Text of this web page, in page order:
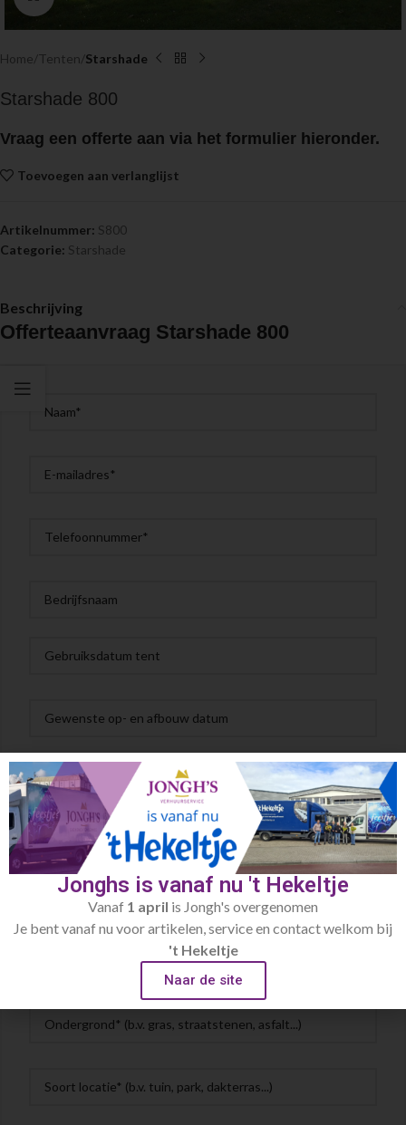
Home Tenten Starshade
Starshade 800
Vraag een offerte aan via het formulier hieronder.
Toevoegen aan verlanglijst
Artikelnummer: S800
Categorie: Starshade
Beschrijving
Offerteaanvraag Starshade 800
Jonghs is vanaf nu 't Hekeltje
Vanaf 1 april is Jongh's overgenomen
Je bent vanaf nu voor artikelen, service en contact welkom bij
't Hekeltje
Naar de site